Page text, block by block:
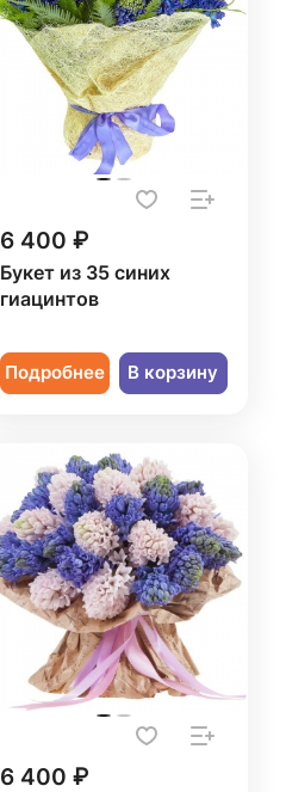
6 400 ₽
Букет из 35 синих
гиацинтов
Подробнее В корзину
6 400 ₽